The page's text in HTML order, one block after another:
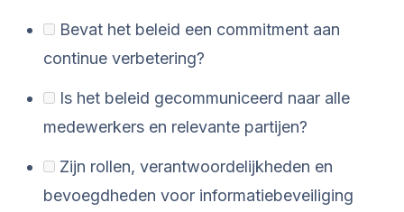
Bevat het beleid een commitment aan
continue verbetering?
Is het beleid gecommuniceerd naar alle
medewerkers en relevante partijen?
Zijn rollen, verantwoordelijkheden en
bevoegdheden voor informatiebeveiliging